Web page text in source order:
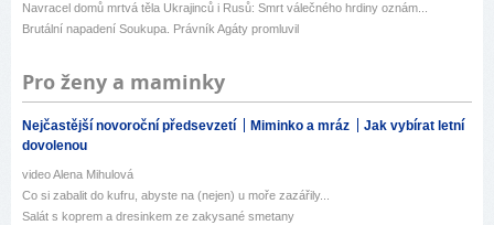
Navracel domů mrtvá těla Ukrajinců i Rusů: Smrt válečného hrdiny oznám...
Brutální napadení Soukupa. Právník Agáty promluvil
Pro ženy a maminky
Nejčastější novoroční předsevzetí Miminko a mráz
Jak vybírat letní
dovolenou
video Alena Mihulová
Co si zabalit do kufru, abyste na (nejen) u moře zazářily...
Salát s koprem a dresinkem ze zakysané smetany